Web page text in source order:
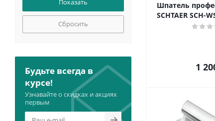
Шпатель
SCHTAER SCH-
1
Сбросить
Будьте всегда в
курсе!
Узнавайте о скидках и акциях
первым